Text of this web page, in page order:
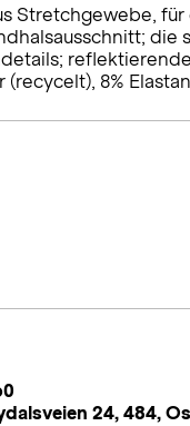
Stretchgewebe,
(recycelt), 8%
24, 484,